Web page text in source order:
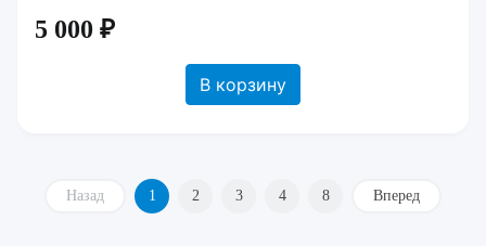
5 000 ₽
В корзину
Назад 1 2 3 4 8 Вперед